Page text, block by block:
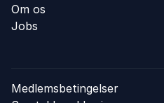
Om os
Jobs
Medlemsbetingelser